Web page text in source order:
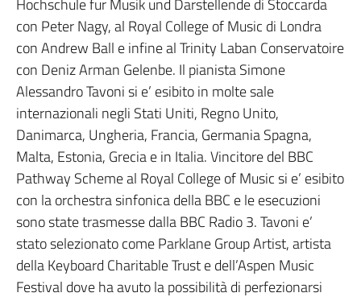
con Peter Nagy, al Royal College of Music di Londra
con Andrew Ball e infine al Trinity Laban Conservatoire
con Deniz Arman Gelenbe. Il pianista Simone
Alessandro Tavoni si e’ esibito in molte sale
internazionali negli Stati Uniti, Regno Unito,
Danimarca, Ungheria, Francia, Germania Spagna,
Malta, Estonia, Grecia e in Italia. Vincitore del BBC
Pathway Scheme al Royal College of Music si e’ esibito
con la orchestra sinfonica della BBC e le esecuzioni
sono state trasmesse dalla BBC Radio 3. Tavoni e’
stato selezionato come Parklane Group Artist, artista
della Keyboard Charitable Trust e dell’Aspen Music
Festival dove ha avuto la possibilità di perfezionarsi